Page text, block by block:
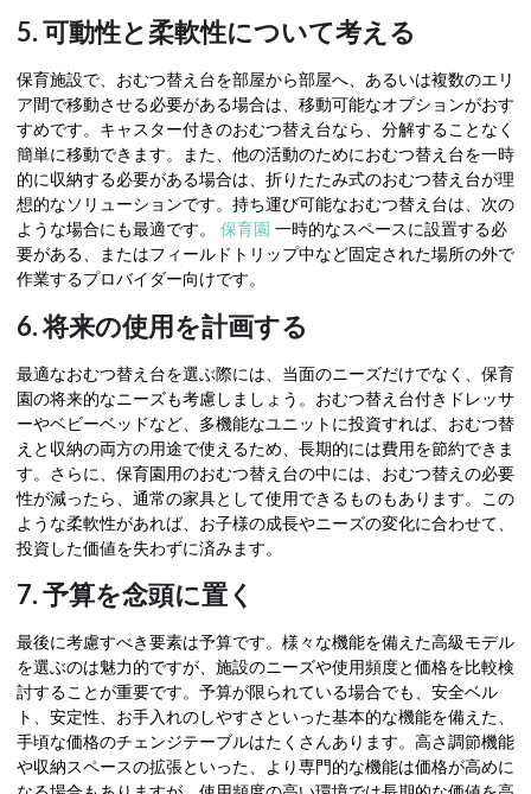
5. 可動性と柔軟性について考える
保育施設で、おむつ替え台を部屋から部屋へ、あるいは複数のエリ
ア間で移動させる必要がある場合は、移動可能なオプションがおす
すめです。キャスター付きのおむつ替え台なら、分解することなく
簡単に移動できます。また、他の活動のためにおむつ替え台を一時
的に収納する必要がある場合は、折りたたみ式のおむつ替え台が理
想的なソリューションです。持ち運び可能なおむつ替え台は、次の
ような場合にも最適です。 保育園 一時的なスペースに設置する必
要がある、またはフィールドトリップ中など固定された場所の外で
作業するプロバイダー向けです。
6. 将来の使用を計画する
最適なおむつ替え台を選ぶ際には、当面のニーズだけでなく、保育
園の将来的なニーズも考慮しましょう。おむつ替え台付きドレッサ
ーやベビーベッドなど、多機能なユニットに投資すれば、おむつ替
えと収納の両方の用途で使えるため、長期的には費用を節約できま
す。さらに、保育園用のおむつ替え台の中には、おむつ替えの必要
性が減ったら、通常の家具として使用できるものもあります。この
ような柔軟性があれば、お子様の成長やニーズの変化に合わせて、
投資した価値を失わずに済みます。
7. 予算を念頭に置く
最後に考慮すべき要素は予算です。様々な機能を備えた高級モデル
を選ぶのは魅力的ですが、施設のニーズや使用頻度と価格を比較検
討することが重要です。予算が限られている場合でも、安全ベル
ト、安定性、お手入れのしやすさといった基本的な機能を備えた、
手頃な価格のチェンジテーブルはたくさんあります。高さ調節機能
や収納スペースの拡張といった、より専門的な機能は価格が高めに